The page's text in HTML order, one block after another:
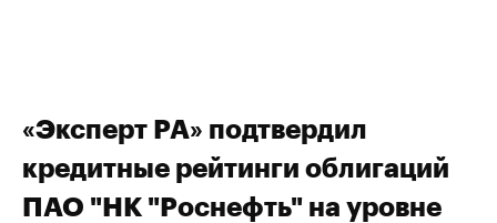
«Эксперт РА» подтвердил
кредитные рейтинги облигаций
ПАО "НК "Роснефть" на уровне